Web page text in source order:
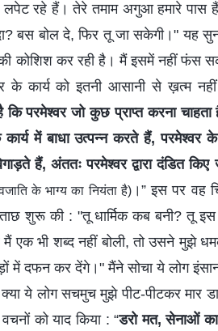
लपेट रहे हैं। तेरे तमाम अगुआ हमारे पास
बस बोल दे, फिर तू जा सकेगी।" यह
कोशिश कर रही है। मैं इसमें नहीं फंस
के कार्य को इतनी आसानी से ख़त्म
कि परमेश्वर जो कुछ प्राप्त करना
में बाधा उत्पन्न करते हैं,
हैं, अंततः परमेश्वर द्वारा दंडित किए
के भाग्य का नियंता है)।” इस पर वह
शुरू की : "तू धार्मिक कब बनी? तू
भी शब्द नहीं बोली, तो उसने मुझे
में दफन कर देंगे।" मैंने सोचा ये लोग
ये लोग सचमुच मुझे पीट-पीटकर मार
को याद किया : “डरो मत, सेनाओं का